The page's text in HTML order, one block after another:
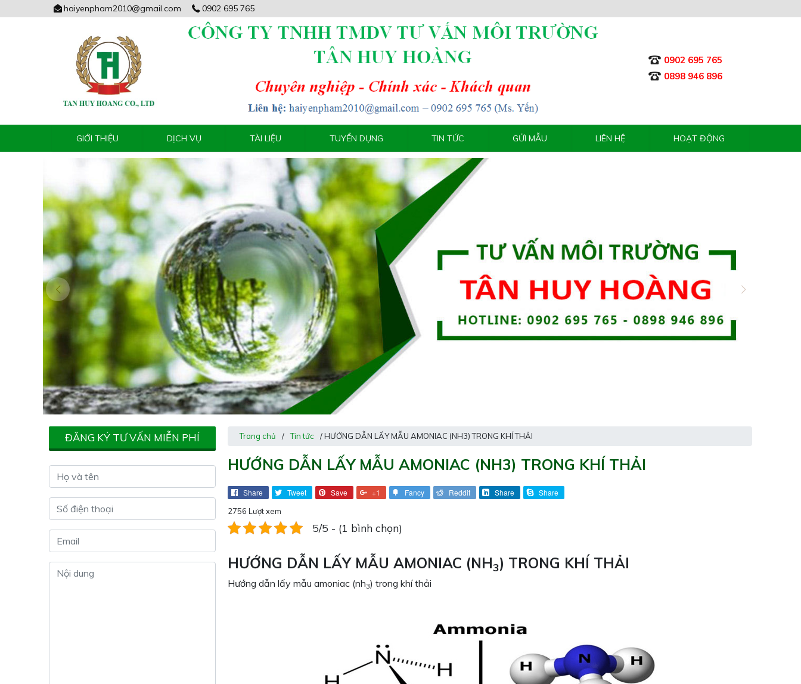
haiyenpham2010@gmail.com 0902 695 765
0902 695 765
0898 946 896
GIỚI THIỆU DỊCH VỤ TÀI LIỆU TUYỂN DỤNG TIN TỨC GỬI MẪU LIÊN HỆ HOẠT ĐỘNG
Trang chủ / Tin tức / HƯỚNG DẪN LẤY MẪU AMONIAC (NH3) TRONG KHÍ THẢI
HƯỚNG DẪN LẤY MẪU AMONIAC (NH3) TRONG KHÍ THẢI
Share Tweet Save +1 Fancy Reddit Share Share
2756 Lượt xem
5/5 - (1 bình chọn)
HƯỚNG DẪN LẤY MẪU AMONIAC (NH3) TRONG KHÍ THẢI
Hướng dẫn lấy mẫu amoniac (nh3) trong khí thải
ĐĂNG KÝ TƯ VẤN MIỄN PHÍ